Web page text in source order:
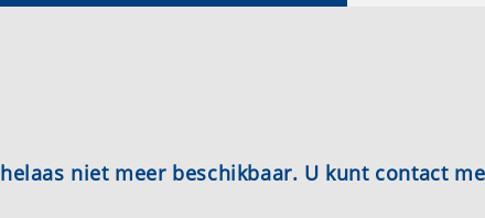
niet meer beschikbaar. U kunt contact